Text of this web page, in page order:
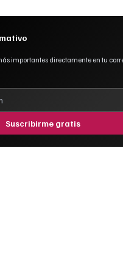
importantes directamente en tu
Suscribirme gratis